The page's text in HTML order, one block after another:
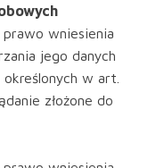
wniesienia
jego danych
w art.
złożone do